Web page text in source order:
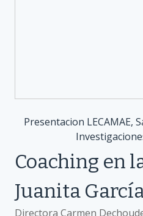
Presentacion LECAMAE,
Coaching en
Juanita
Directora Carmen